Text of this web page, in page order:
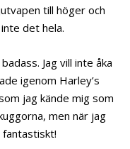
till höger och
det hela.
Jag vill inte åka
igenom Harley’s
jag kände mig som
men när jag